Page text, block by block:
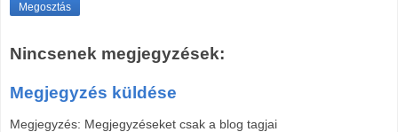
Megosztás
Nincsenek megjegyzések:
Megjegyzés küldése
Megjegyzés: Megjegyzéseket csak a blog tagjai